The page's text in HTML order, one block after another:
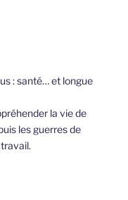
: santé… et longue
la vie de
les guerres de